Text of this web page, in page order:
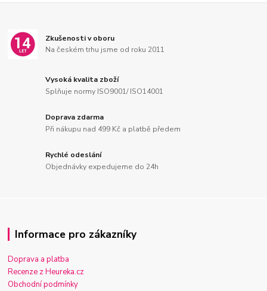
Zkušenosti v oboru
Na českém trhu jsme od roku 2011
Vysoká kvalita zboží
Splňuje normy ISO9001/ ISO14001
Doprava zdarma
Při nákupu nad 499 Kč a platbě předem
Rychlé odeslání
Objednávky expedujeme do 24h
Informace pro zákazníky
Doprava a platba
Recenze z Heureka.cz
Obchodní podmínky